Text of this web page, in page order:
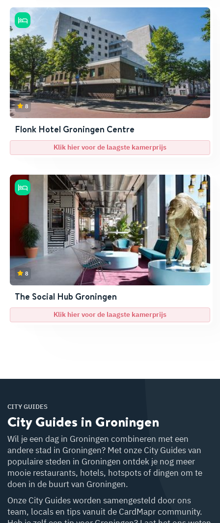
8
Flonk Hotel Groningen Centre
Klik hier voor de laagste kamerprijs
8
The Social Hub Groningen
Klik hier voor de laagste kamerprijs
CITY GUIDES
City Guides in Groningen
Wil je een dag in Groningen combineren met een
andere stad in Groningen? Met onze City Guides van
populaire steden in Groningen ontdek je nog meer
mooie restaurants, hotels, hotspots of dingen om te
doen in de buurt van Groningen.
Onze City Guides worden samengesteld door ons
team, locals en tips vanuit de CardMapr community.